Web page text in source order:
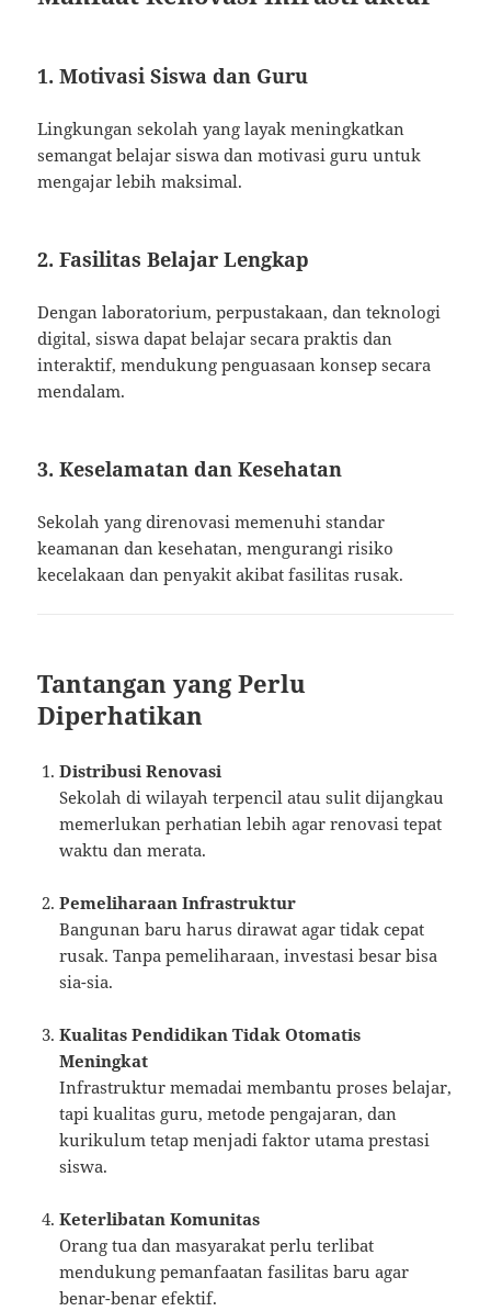
1. Motivasi Siswa dan Guru
Lingkungan sekolah yang layak meningkatkan
semangat belajar siswa dan motivasi guru untuk
mengajar lebih maksimal.
2. Fasilitas Belajar Lengkap
Dengan laboratorium, perpustakaan, dan teknologi
digital, siswa dapat belajar secara praktis dan
interaktif, mendukung penguasaan konsep secara
mendalam.
3. Keselamatan dan Kesehatan
Sekolah yang direnovasi memenuhi standar
keamanan dan kesehatan, mengurangi risiko
kecelakaan dan penyakit akibat fasilitas rusak.
Tantangan yang Perlu
Diperhatikan
Distribusi Renovasi
Sekolah di wilayah terpencil atau sulit dijangkau
memerlukan perhatian lebih agar renovasi tepat
waktu dan merata.
Pemeliharaan Infrastruktur
Bangunan baru harus dirawat agar tidak cepat
rusak. Tanpa pemeliharaan, investasi besar bisa
sia-sia.
Kualitas Pendidikan Tidak Otomatis
Meningkat
Infrastruktur memadai membantu proses belajar,
tapi kualitas guru, metode pengajaran, dan
kurikulum tetap menjadi faktor utama prestasi
siswa.
Keterlibatan Komunitas
Orang tua dan masyarakat perlu terlibat
mendukung pemanfaatan fasilitas baru agar
benar-benar efektif.